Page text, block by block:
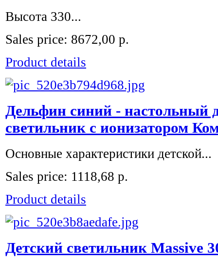
Высота 330...
Sales price: 8672,00 р.
Product details
Дельфин синий - настольный
светильник с ионизатором
Основные характеристики детской...
Sales price: 1118,68 р.
Product details
Детский светильник Massive